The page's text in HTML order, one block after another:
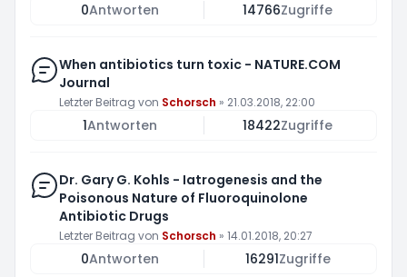
0Antworten 14766Zugriffe
When antibiotics turn toxic - NATURE.COM
Journal
Letzter Beitrag von Schorsch » 21.03.2018, 22:00
1Antworten 18422Zugriffe
Dr. Gary G. Kohls - Iatrogenesis and the
Poisonous Nature of Fluoroquinolone
Antibiotic Drugs
Letzter Beitrag von Schorsch » 14.01.2018, 20:27
0Antworten 16291Zugriffe